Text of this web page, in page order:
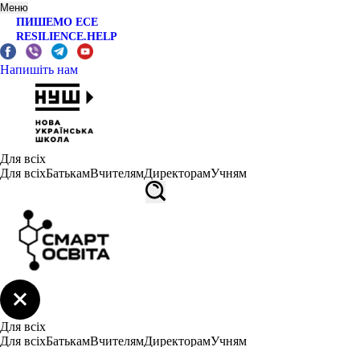
Меню
ПИШЕМО ЕСЕ
RESILIENCE.HELP
Напишіть нам
Для всіх
Для всіхБатькамВчителямДиректорамУчням
Для всіх
Для всіхБатькамВчителямДиректорамУчням